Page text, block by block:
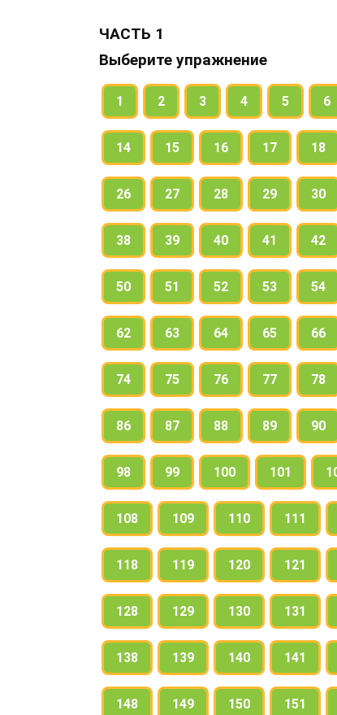
ЧАСТЬ 1
Выберите упражнение
1 2 3 4 5 6
14 15 16 17 18
26 27 28 29 30
38 39 40 41 42
50 51 52 53 54
62 63 64 65 66
74 75 76 77 78
86 87 88 89 90
98 99 100 101
108 109 110 111
118 119 120 121
128 129 130 131
138 139 140 141
148 149 150 151